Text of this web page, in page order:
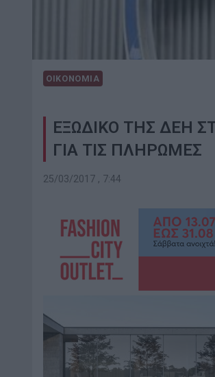
ΟΙΚΟΝΟΜΙΑ
ΕΞΩΔΙΚΟ ΤΗΣ ΔΕΗ
ΓΙΑ ΤΙΣ ΠΛΗΡΩΜΕΣ
25/03/2017 , 7:44